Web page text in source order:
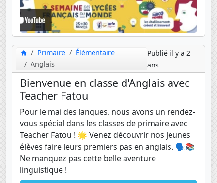
Primaire
Élémentaire
Anglais
Publié il y a 2
ans
Bienvenue en classe d'Anglais avec
Teacher Fatou
Pour le mai des langues, nous avons un rendez-
vous spécial dans les classes de primaire avec
Teacher Fatou ! 🌟 Venez découvrir nos jeunes
élèves faire leurs premiers pas en anglais. 🗣️📚
Ne manquez pas cette belle aventure
linguistique !